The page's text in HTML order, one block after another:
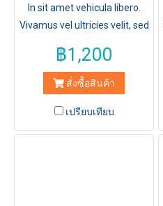
In sit amet vehicula libero.
Vivamus vel ultricies velit, sed
฿1,200
สั่งซื้อสินค้า
เปรียบเทียบ